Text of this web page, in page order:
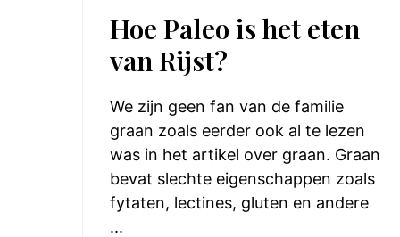
Hoe Paleo is het eten
van Rijst?
We zijn geen fan van de familie
graan zoals eerder ook al te lezen
was in het artikel over graan. Graan
bevat slechte eigenschappen zoals
fytaten, lectines, gluten en andere
...